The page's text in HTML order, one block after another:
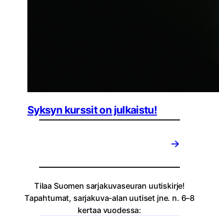
Syksyn kurssit on julkaistu!
→
Tilaa Suomen sarjakuvaseuran uutiskirje!
Tapahtumat, sarjakuva-alan uutiset jne. n. 6–8
kertaa vuodessa: